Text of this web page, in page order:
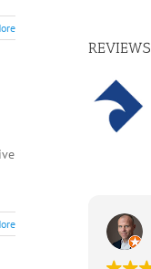
REVIEWS